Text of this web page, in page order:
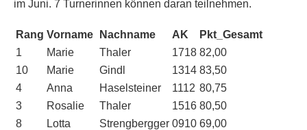
im Juni. 7 Turnerinnen können daran teilnehmen.
Rang Vorname Nachname AK
Pkt_Gesamt
1
Marie Thaler 1718 82,00
10
Marie Gindl 1314 83,50
4
Anna Haselsteiner 1112 80,75
3
Rosalie Thaler 1516 80,50
8
Lotta Strengbergger 0910 69,00